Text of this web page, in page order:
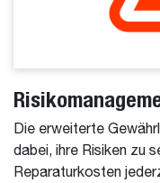
Die erweiterte
dabei, ihre Risiken zu
Reparaturkosten